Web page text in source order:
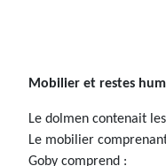
Mobilier et restes
Le dolmen contenait
Le mobilier
Goby comprend :